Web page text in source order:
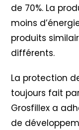
de 70%. La
moins
produits
différents.
La protection
toujours fait
Grosfillex a
de